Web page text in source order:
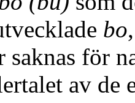
bo
för
av de